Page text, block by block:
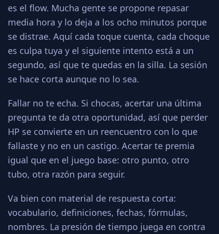
es el flow. Mucha gente se propone repasar
media hora y lo deja a los ocho minutos porque
se distrae. Aquí cada toque cuenta, cada choque
es culpa tuya y el siguiente intento está a un
segundo, así que te quedas en la silla. La sesión
se hace corta aunque no lo sea.
Fallar no te echa. Si chocas, acertar una última
pregunta te da otra oportunidad, así que perder
HP se convierte en un reencuentro con lo que
fallaste y no en un castigo. Acertar te premia
igual que en el juego base: otro punto, otro
tubo, otra razón para seguir.
Va bien con material de respuesta corta:
vocabulario, definiciones, fechas, fórmulas,
nombres. La presión de tiempo juega en contra